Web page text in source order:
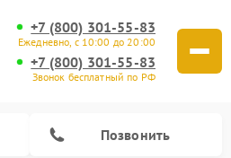
+7 (800) 301-55-83
Ежедневно, с 10:00 до 20:00
+7 (800) 301-55-83
Звонок бесплатный по РФ
Позвонить